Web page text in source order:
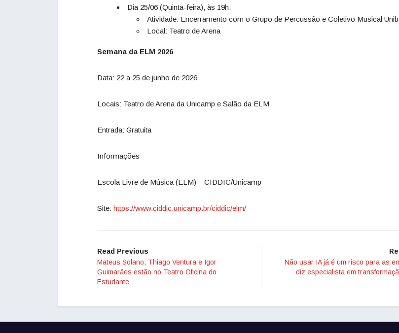
Dia 25/06 (Quinta-feira), às 19h:
Atividade: Encerramento com o Grupo de Percussão e Coletivo Musical
Local: Teatro de Arena
Semana da ELM 2026
Data: 22 a 25 de junho de 2026
Locais: Teatro de Arena da Unicamp e Salão da ELM
Entrada: Gratuita
Informações
Escola Livre de Música (ELM) – CIDDIC/Unicamp
Site: https://www.ciddic.unicamp.br/ciddic/elm/
Read Previous
Mateus Solano, Thiago Ventura e Igor
Guimarães estão no Teatro Oficina do
Estudante
Não usar IA já é um risco para as
diz especialista em